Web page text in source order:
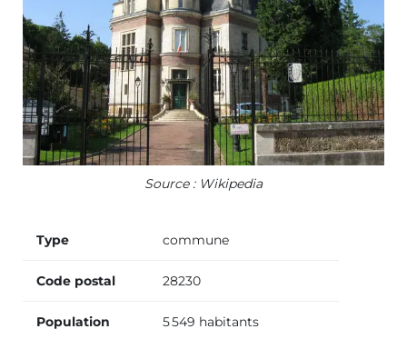
Source : Wikipedia
Type commune
Code postal 28230
Population 5 549 habitants